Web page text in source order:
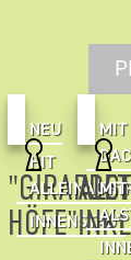
NEU
HIT
INNENSTADT
"GIRARDET
HÖFE"
MIT
MIT